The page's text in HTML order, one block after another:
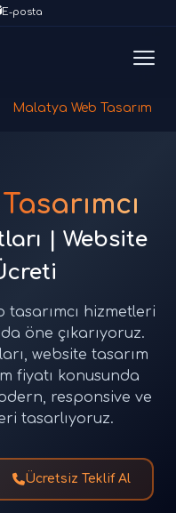
E-posta
Malatya Web Tasarım
| Website
hizmetleri
öne çıkarıyoruz.
website tasarım
fiyatı konusunda
responsive ve
tasarlıyoruz.
Ücretsiz Teklif Al